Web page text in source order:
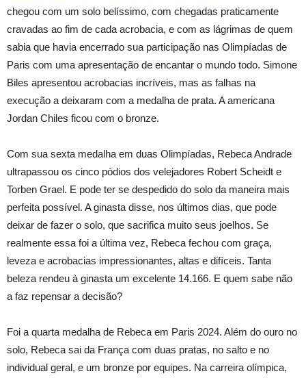
chegou com um solo belíssimo, com chegadas praticamente
cravadas ao fim de cada acrobacia, e com as lágrimas de quem
sabia que havia encerrado sua participação nas Olimpíadas de
Paris com uma apresentação de encantar o mundo todo. Simone
Biles apresentou acrobacias incríveis, mas as falhas na
execução a deixaram com a medalha de prata. A americana
Jordan Chiles ficou com o bronze.
Com sua sexta medalha em duas Olimpíadas, Rebeca Andrade
ultrapassou os cinco pódios dos velejadores Robert Scheidt e
Torben Grael. E pode ter se despedido do solo da maneira mais
perfeita possível. A ginasta disse, nos últimos dias, que pode
deixar de fazer o solo, que sacrifica muito seus joelhos. Se
realmente essa foi a última vez, Rebeca fechou com graça,
leveza e acrobacias impressionantes, altas e difíceis. Tanta
beleza rendeu à ginasta um excelente 14.166. E quem sabe não
a faz repensar a decisão?
Foi a quarta medalha de Rebeca em Paris 2024. Além do ouro no
solo, Rebeca sai da França com duas pratas, no salto e no
individual geral, e um bronze por equipes. Na carreira olímpica,